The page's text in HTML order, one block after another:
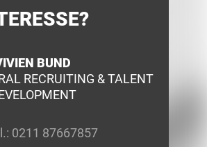
BUND
RECRUITING & TALENT
0211 87667857